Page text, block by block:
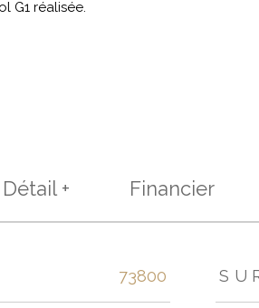
G1 réalisée.
Détail + Financier
73800